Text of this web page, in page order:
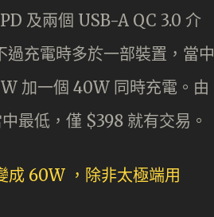
及兩個 USB-A QC 3.0 介
充電時多於一部裝置，當中
加一個 40W 同時充電。由
最低，僅 $398 就有交易。